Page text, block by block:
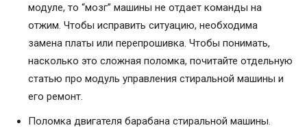
модуле, то “мозг” машины не отдает команды на
отжим. Чтобы исправить ситуацию, необходима
замена платы или перепрошивка. Чтобы понимать,
насколько это сложная поломка, почитайте отдельную
статью про модуль управления стиральной машины и
его ремонт.
Поломка двигателя барабана стиральной машины.